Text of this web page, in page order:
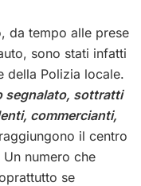
da tempo alle prese
sono stati infatti
della Polizia locale.
segnalato, sottratti
commercianti,
il centro
numero che
se